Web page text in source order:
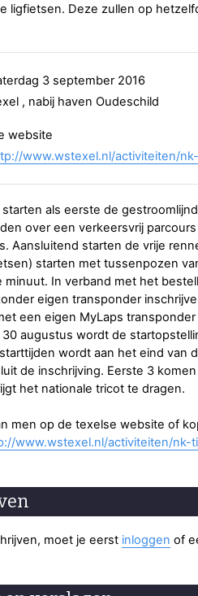
ligfietsen. Deze zullen op
3 september 2016
, nabij haven Oudeschild
website
www.wstexel.nl/activiteiten/
starten als eerste de
over een verkeersvrij
Aansluitend starten de vrije
starten met tussenpozen
minuut. In verband met het
eigen transponder
een eigen MyLaps
augustus wordt de
wordt aan het eind van
de inschrijving. Eerste 3
het nationale tricot te dragen.
men op de texelse website of
www.wstexel.nl/activiteiten/nk-
moet je eerst inloggen of